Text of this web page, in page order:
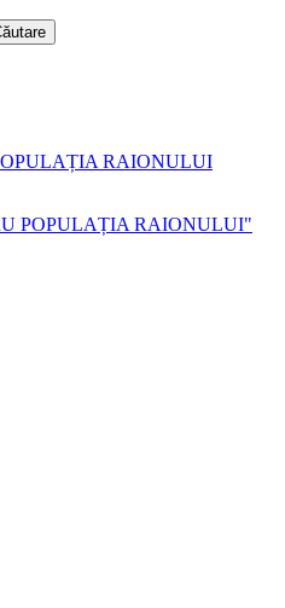
RAIONULUI
POPULAȚIA RAIONULUI"